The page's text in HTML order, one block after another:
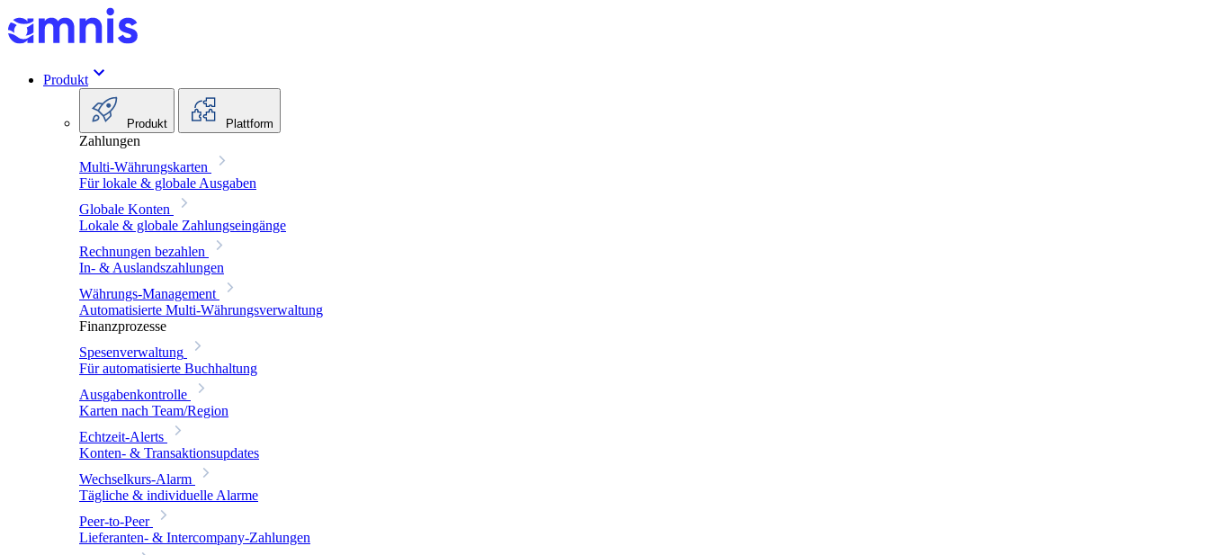
Produkt
Produkt Plattform
Zahlungen
Multi-Währungskarten
Für lokale & globale Ausgaben
Globale Konten
Lokale & globale Zahlungseingänge
Rechnungen bezahlen
In- & Auslandszahlungen
Währungs-Management
Automatisierte Multi-Währungsverwaltung
Finanzprozesse
Spesenverwaltung
Für automatisierte Buchhaltung
Ausgabenkontrolle
Karten nach Team/Region
Echtzeit-Alerts
Konten- & Transaktionsupdates
Wechselkurs-Alarm
Tägliche & individuelle Alarme
Peer-to-Peer
Lieferanten- & Intercompany-Zahlungen